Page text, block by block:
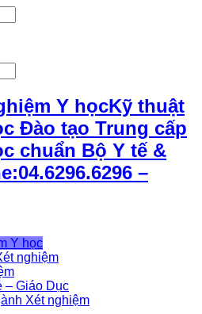
Kỹ thuật
Đào tạo Trung cấp
chuẩn Bộ Y tế &
–
Y học
nghiệm
– Giáo Dục
Xét nghiệm